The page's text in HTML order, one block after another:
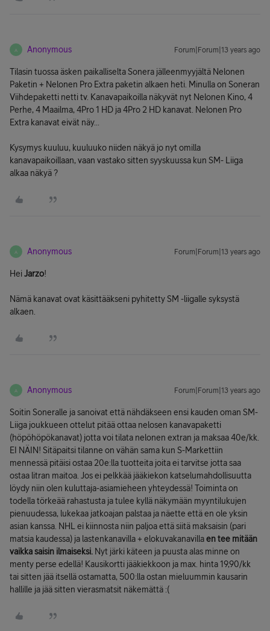
A Anonymous Forum|Forum|13 years ago
Tilasin tuossa äsken paikalliselta Sonera jälleenmyyjältä Nelonen
Paketin + Nelonen Pro Extra paketin alkaen heti. Minulla on Soneran
Viihdepaketti netti tv. Kanavapaikoilla näkyvät nyt Nelonen Kino, 4
Perhe, 4 Maailma, 4Pro 1 HD ja 4Pro 2 HD kanavat. Nelonen Pro
Extra kanavat eivät näy...
Kysymys kuuluu, kuuluuko niiden näkyä jo nyt omilla
kanavapaikoillaan, vaan vastako sitten syyskuussa kun SM- Liiga
alkaa näkyä ?
A Anonymous Forum|Forum|13 years ago
HeiJarzo!
Nämä kanavat ovat käsittääkseni pyhitetty SM -liigalle syksystä
alkaen.
A Anonymous Forum|Forum|13 years ago
Soitin Soneralle ja sanoivat että nähdäkseen ensi kauden oman SM-
Liiga joukkueen ottelut pitää ottaa nelosen kanavapaketti
(höpöhöpökanavat) jotta voi tilata nelonen extran ja maksaa 40e/kk.
EI NÄIN! Sitäpaitsi tilanne on vähän sama kun S-Markettiin
mennessä pitäisi ostaa 20e:lla tuotteita joita ei tarvitse jotta saa
ostaa litran maitoa. Jos ei pelkkää jääkiekon katselumahdollisuutta
löydy niin olen kuluttaja-asiamieheen yhteydessä! Toiminta on
todella törkeää rahastusta ja tulee kyllä näkymään myyntilukujen
pienuudessa, lukekaa jatkoajan palstaa ja näette että en ole yksin
asian kanssa. NHL ei kiinnosta niin paljoa että siitä maksaisin (pari
matsia kaudessa) ja lastenkanavilla + elokuvakanavillaen tee mitään
vaikka saisin ilmaiseksi. Nyt järki käteen ja puusta alas minne on
menty perse edellä! Kausikortti jääkiekkoon ja max. hinta 19,90/kk
tai sitten jää itsellä ostamatta, 500:lla ostan mieluummin kausarin
hallille ja jää sitten vierasmatsit näkemättä :(